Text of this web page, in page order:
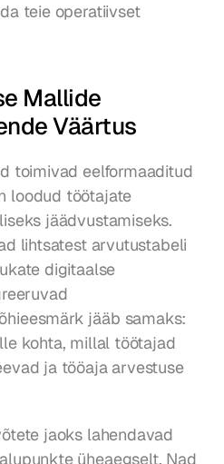
teie operatiivset
Mallide
Väärtus
toimivad eelformaaditud
loodud töötajate
jäädvustamiseks.
lihtsatest arvutustabeli
digitaalse
jääb samaks:
kohta, millal töötajad
ja tööaja arvestuse
jaoks lahendavad
üheaegselt. Nad